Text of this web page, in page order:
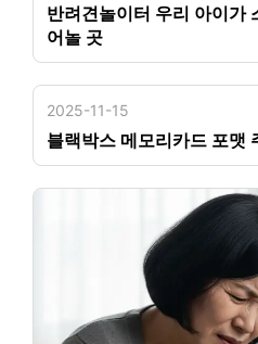
반려견놀이터 우리 아이가
어놀 곳
2025-11-15
블랙박스 메모리카드 포맷